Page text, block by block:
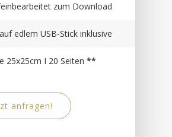
zum Download
edlem USB-Stick inklusive
25x25cm I 20 Seiten **
anfragen!